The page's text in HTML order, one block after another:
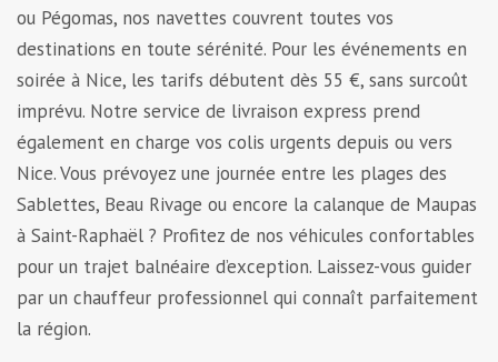
ou Pégomas, nos navettes couvrent toutes vos
destinations en toute sérénité. Pour les événements en
soirée à Nice, les tarifs débutent dès 55 €, sans surcoût
imprévu. Notre service de livraison express prend
également en charge vos colis urgents depuis ou vers
Nice. Vous prévoyez une journée entre les plages des
Sablettes, Beau Rivage ou encore la calanque de Maupas
à Saint-Raphaël ? Profitez de nos véhicules confortables
pour un trajet balnéaire d’exception. Laissez-vous guider
par un chauffeur professionnel qui connaît parfaitement
la région.